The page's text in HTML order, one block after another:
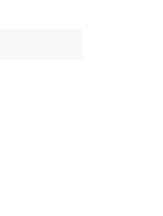
Sony Music.